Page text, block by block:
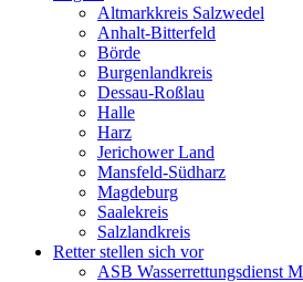
Altmarkkreis Salzwedel
Anhalt-Bitterfeld
Börde
Burgenlandkreis
Dessau-Roßlau
Halle
Harz
Jerichower Land
Mansfeld-Südharz
Magdeburg
Saalekreis
Salzlandkreis
Retter stellen sich vor
ASB Wasserrettungsdienst